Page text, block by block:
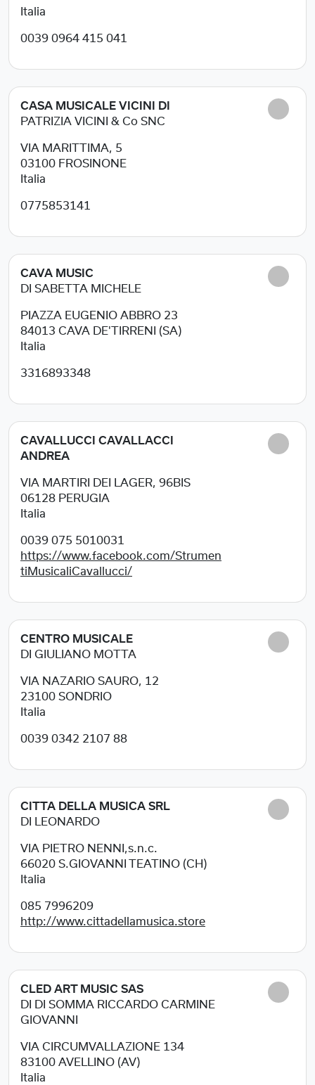
Italia
0039 0964 415 041
CASA MUSICALE VICINI DI
PATRIZIA VICINI & Co SNC
VIA MARITTIMA, 5
03100 FROSINONE
Italia
0775853141
CAVA MUSIC
DI SABETTA MICHELE
PIAZZA EUGENIO ABBRO 23
84013 CAVA DE'TIRRENI (SA)
Italia
3316893348
CAVALLUCCI CAVALLACCI
ANDREA
VIA MARTIRI DEI LAGER, 96BIS
06128 PERUGIA
Italia
0039 075 5010031
https://www.facebook.com/Strumen
tiMusicaliCavallucci/
CENTRO MUSICALE
DI GIULIANO MOTTA
VIA NAZARIO SAURO, 12
23100 SONDRIO
Italia
0039 0342 2107 88
CITTA DELLA MUSICA SRL
DI LEONARDO
VIA PIETRO NENNI,s.n.c.
66020 S.GIOVANNI TEATINO (CH)
Italia
085 7996209
http://www.cittadellamusica.store
CLED ART MUSIC SAS
DI DI SOMMA RICCARDO CARMINE
GIOVANNI
VIA CIRCUMVALLAZIONE 134
83100 AVELLINO (AV)
Italia